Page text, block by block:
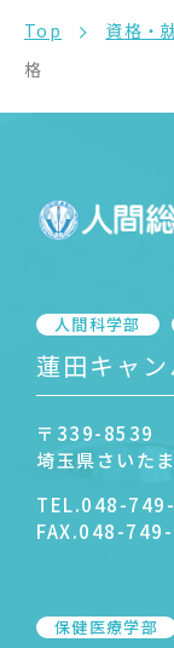
Top 資格・
格
人間科学部
蓮田キャン
〒339-8539
埼玉県さいた
TEL.048-749-
FAX.048-
保健医療学部